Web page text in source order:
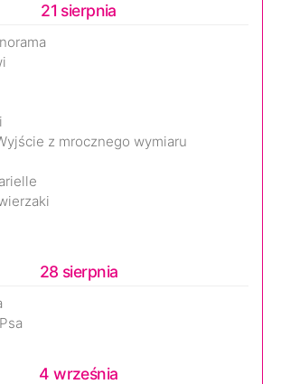
21 sierpnia
z mrocznego wymiaru
28 sierpnia
4 września